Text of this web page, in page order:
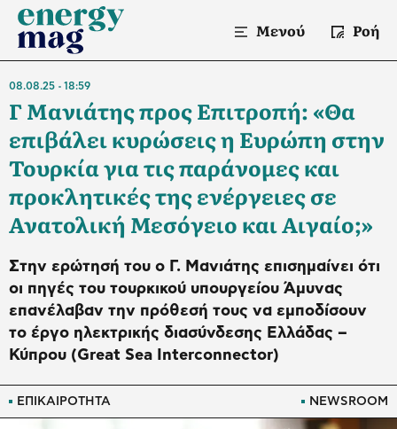
Μενού Ροή
ΕΠΙΚΑΙΡΟΤΗΤΑ NEWSROOM
08.08.25 18:59
Γ Μανιάτης προς Επιτροπή: «Θα
επιβάλει κυρώσεις η Ευρώπη στην
Τουρκία για τις παράνομες και
προκλητικές της ενέργειες σε
Ανατολική Μεσόγειο και Αιγαίο;»
Στην ερώτησή του ο Γ. Μανιάτης επισημαίνει ότι
οι πηγές του τουρκικού υπουργείου Άμυνας
επανέλαβαν την πρόθεσή τους να εμποδίσουν
το έργο ηλεκτρικής διασύνδεσης Ελλάδας –
Κύπρου (Great Sea Interconnector)